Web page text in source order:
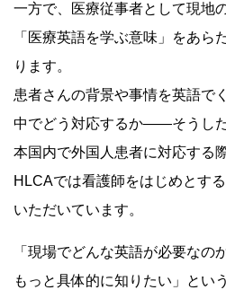
一方で、医療従事者として現地
「医療英語を学ぶ意味」をあら
ります。
患者さんの背景や事情を英語で
中でどう対応するか――そうし
本国内で外国人患者に対応する
HLCAでは看護師をはじめとす
いただいています。
「現場でどんな英語が必要なのか
もっと具体的に知りたい」とい